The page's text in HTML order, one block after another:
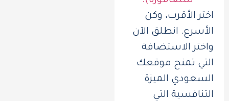
اختر الأقرب، وكن
الأسرع. انطلق الآن
واختر الاستضافة
التي تمنح موقعك
السعودي الميزة
التنافسية التي